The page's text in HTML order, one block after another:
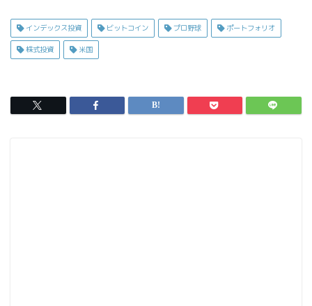
c
e
o
o
s
t
d
o
ai
l
インデックス投資 ビットコイン プロ野球 ポートフォリオ
株式投資 米国